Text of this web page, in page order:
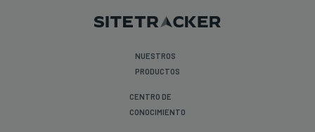
NUESTROS
PRODUCTOS
CENTRO DE
CONOCIMIENTO